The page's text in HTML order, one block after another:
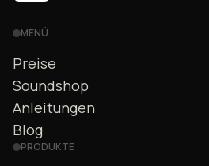
MENÜ
Preise
Soundshop
Anleitungen
Blog
PRODUKTE